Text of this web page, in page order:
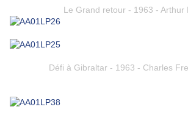
Le Grand retour - 1963 - Arthur
Défi à Gibraltar - 1963 - Charles